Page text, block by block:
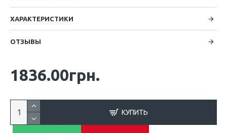
ХАРАКТЕРИСТИКИ
ОТЗЫВЫ
1836.00грн.
КУПИТЬ